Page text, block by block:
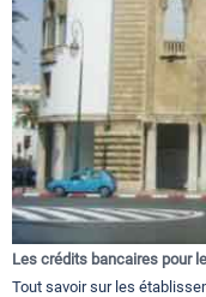
Les crédits bancaires pour
Tout savoir sur les